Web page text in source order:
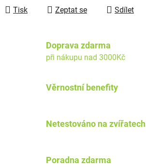
Tisk Zeptat se Sdílet
Doprava zdarma
při nákupu nad 3000Kč
Věrnostní benefity
Netestováno na zvířatech
Poradna zdarma